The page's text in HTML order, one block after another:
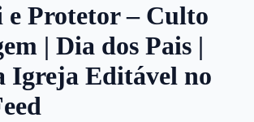
e Protetor – Culto
| Dia dos Pais |
Igreja Editável no